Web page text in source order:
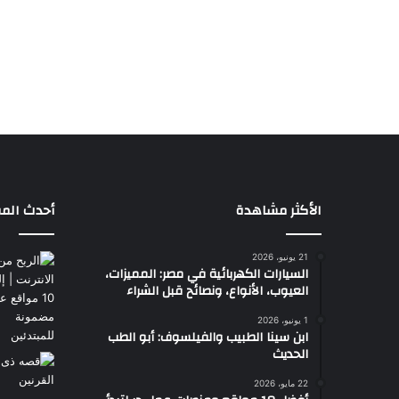
الأكثر مشاهدة
21 يونيو، 2026
السيارات الكهربائية في مصر: المميزات،
العيوب، الأنواع، ونصائح قبل الشراء
1 يونيو، 2026
ابن سينا الطبيب والفيلسوف: أبو الطب
الحديث
22 مايو، 2026
أحدث